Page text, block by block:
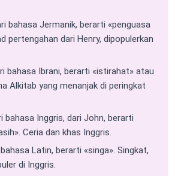
bahasa Jermanik, berarti «penguasa
pertengahan dari Henry, dipopulerkan
bahasa Ibrani, berarti «istirahat» atau
Alkitab yang menanjak di peringkat
bahasa Inggris, dari John, berarti
Ceria dan khas Inggris.
Latin, berarti «singa». Singkat,
di Inggris.